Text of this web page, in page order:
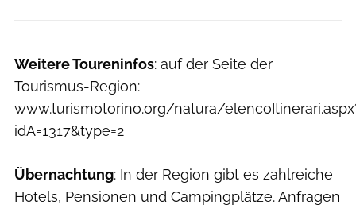
Weitere Toureninfos: auf der Seite der
Tourismus-Region:
www.turismotorino.org/natura/
idA=1317&type=2
Übernachtung: In der Region gibt es zahlreiche
Hotels, Pensionen und Campingplätze. Anfragen